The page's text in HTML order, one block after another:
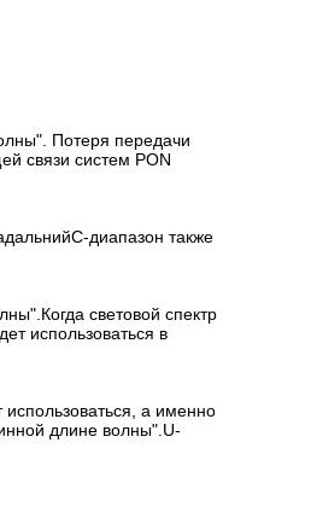
Потеря передачи
связи систем PON
диапазон также
световой спектр
использоваться в
а именно
длине волны".U-